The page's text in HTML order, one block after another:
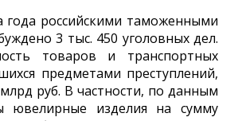
года российскими таможенными
3 тыс. 450 уголовных дел.
товаров и транспортных
предметами преступлений,
руб. В частности, по данным
ювелирные изделия на сумму